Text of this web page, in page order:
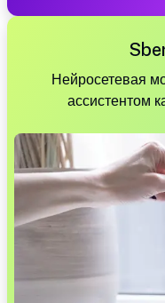
Нейросетевая
ассистентом